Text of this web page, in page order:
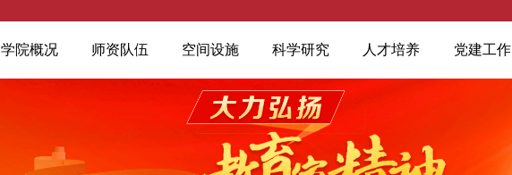
学院概况 师资队伍 空间设施 科学研究 人才培养 党建工作